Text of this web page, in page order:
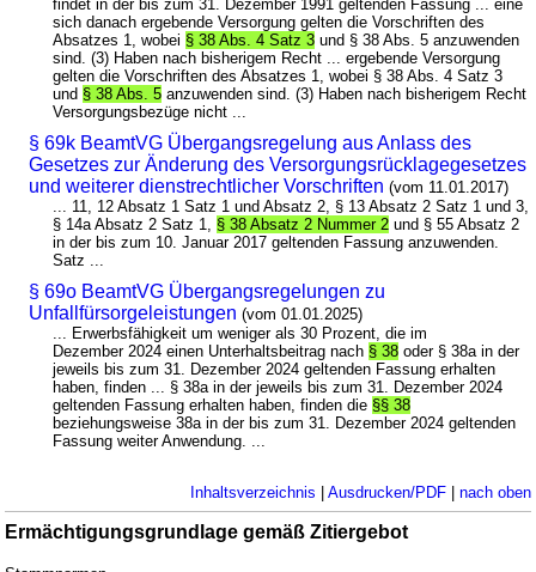
findet in der bis zum 31. Dezember 1991 geltenden Fassung ... eine
sich danach ergebende Versorgung gelten die Vorschriften des
Absatzes 1, wobei § 38 Abs. 4 Satz 3 und § 38 Abs. 5 anzuwenden
sind. (3) Haben nach bisherigem Recht ... ergebende Versorgung
gelten die Vorschriften des Absatzes 1, wobei § 38 Abs. 4 Satz 3
und § 38 Abs. 5 anzuwenden sind. (3) Haben nach bisherigem Recht
Versorgungsbezüge nicht ...
§ 69k BeamtVG Übergangsregelung aus Anlass des
Gesetzes zur Änderung des Versorgungsrücklagegesetzes
und weiterer dienstrechtlicher Vorschriften (vom 11.01.2017)
... 11, 12 Absatz 1 Satz 1 und Absatz 2, § 13 Absatz 2 Satz 1 und 3,
§ 14a Absatz 2 Satz 1, § 38 Absatz 2 Nummer 2 und § 55 Absatz 2
in der bis zum 10. Januar 2017 geltenden Fassung anzuwenden.
Satz ...
§ 69o BeamtVG Übergangsregelungen zu
Unfallfürsorgeleistungen (vom 01.01.2025)
... Erwerbsfähigkeit um weniger als 30 Prozent, die im
Dezember 2024 einen Unterhaltsbeitrag nach § 38 oder § 38a in der
jeweils bis zum 31. Dezember 2024 geltenden Fassung erhalten
haben, finden ... § 38a in der jeweils bis zum 31. Dezember 2024
geltenden Fassung erhalten haben, finden die §§ 38
beziehungsweise 38a in der bis zum 31. Dezember 2024 geltenden
Fassung weiter Anwendung. ...
Inhaltsverzeichnis Ausdrucken/PDF| nach oben
Ermächtigungsgrundlage gemäß Zitiergebot